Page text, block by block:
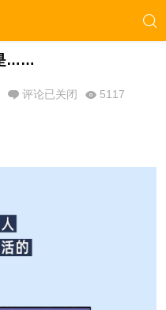
……
评论已关闭 5117